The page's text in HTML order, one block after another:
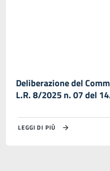
Deliberazione del
L.R. 8/2025 n. 07 del
LEGGI DI PIÙ